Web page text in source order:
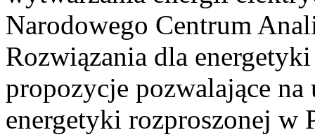
Narodowego Centrum
Rozwiązania dla
propozycje pozwalające
energetyki rozproszonej w